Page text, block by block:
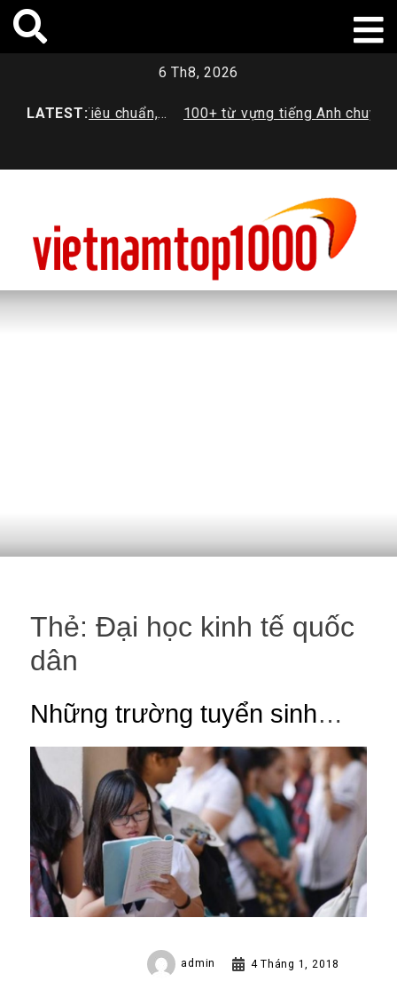
Skip
6 Th8, 2026
LATEST:
3 là gì? Tiêu chuẩn,
100+ từ vựng tiếng Anh chuyên
Thẻ:Đại học kinh tế quốc
dân
Những trường tuyển sinh
ngành du lịch học
admin 4 Tháng 1, 2018